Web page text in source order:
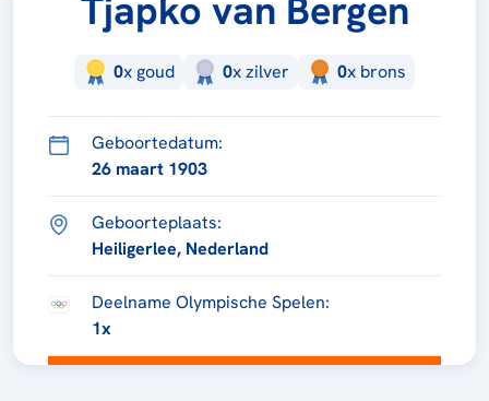
0x goud 0xzilver 0x brons
Geboortedatum:
26 maart 1903
Geboorteplaats:
Heiligerlee, Nederland
Deelname Olympische Spelen:
1x